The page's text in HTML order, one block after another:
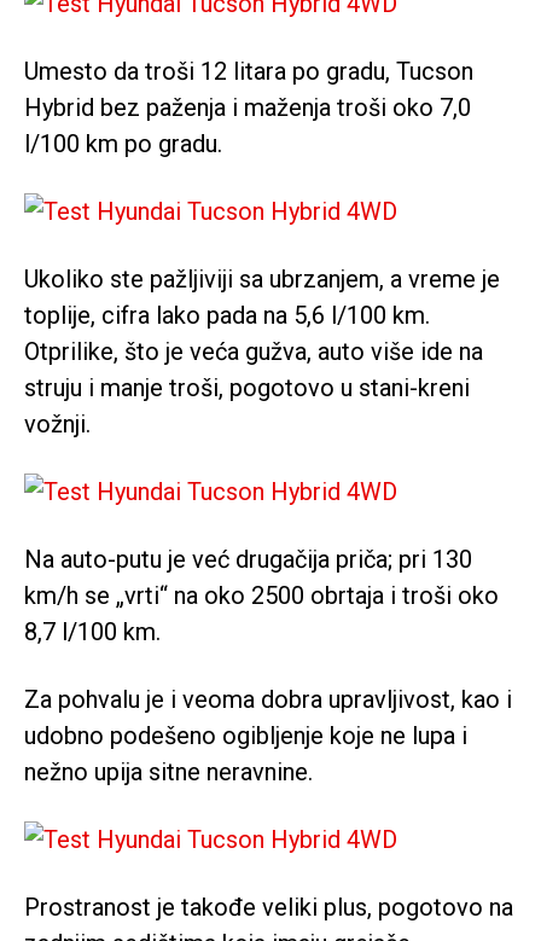
Umesto da troši 12 litara po gradu, Tucson
Hybrid bez paženja i maženja troši oko 7,0
l/100 km po gradu.
Ukoliko ste pažljiviji sa ubrzanjem, a vreme je
toplije, cifra lako pada na 5,6 l/100 km.
Otprilike, što je veća gužva, auto više ide na
struju i manje troši, pogotovo u stani-kreni
vožnji.
Na auto-putu je već drugačija priča; pri 130
km/h se „vrti“ na oko 2500 obrtaja i troši oko
8,7 l/100 km.
Za pohvalu je i veoma dobra upravljivost, kao i
udobno podešeno ogibljenje koje ne lupa i
nežno upija sitne neravnine.
Prostranost je takođe veliki plus, pogotovo na